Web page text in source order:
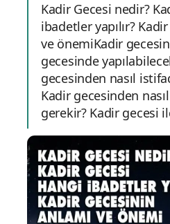
Kadir Gecesi nedir?
ibadetler yapılır?
ve önemiKadir
gecesinde
gecesinden nasıl
Kadir gecesinden
gerekir? Kadir gecesi